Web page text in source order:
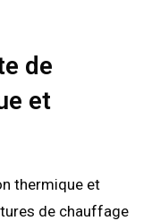
de
et
thermique et
de chauffage